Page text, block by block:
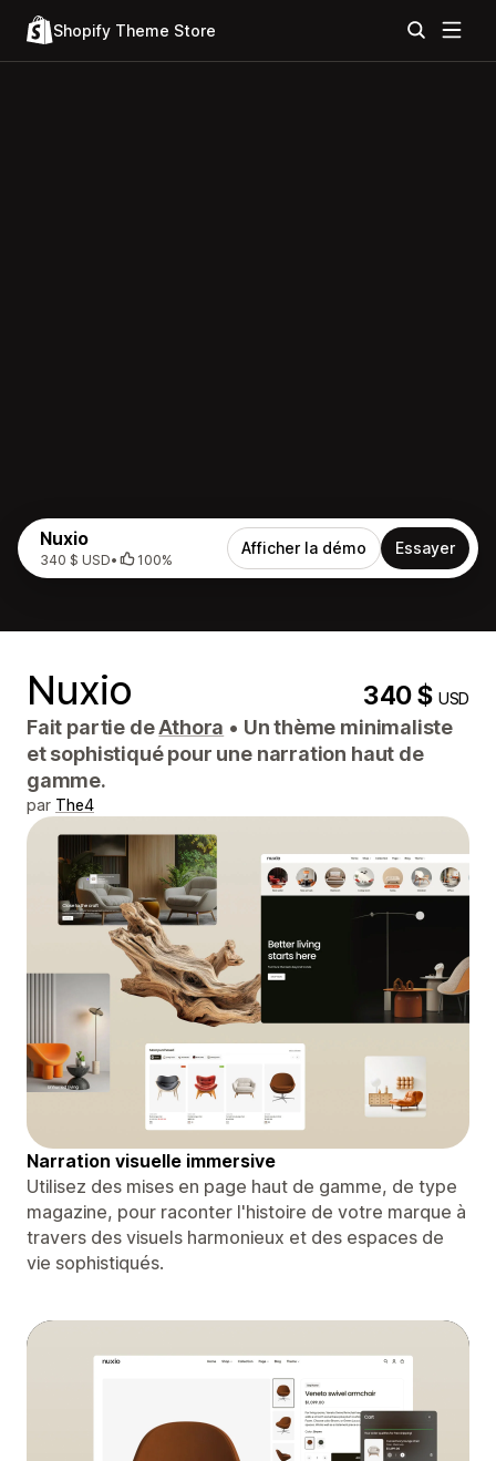
Shopify Theme Store
Nuxio
340 $ USD• 100%
Afficher la démo Essayer
Nuxio 340 $USD
Fait partie deAthora • Un thème minimaliste
et sophistiqué pour une narration haut de
gamme.
par The4
Narration visuelle immersive
Utilisez des mises en page haut de gamme, de type
magazine, pour raconter l'histoire de votre marque à
travers des visuels harmonieux et des espaces de
vie sophistiqués.